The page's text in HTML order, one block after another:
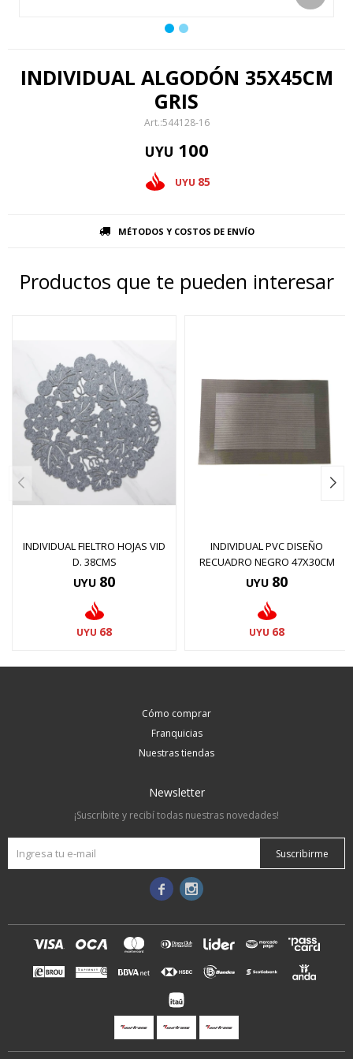
INDIVIDUAL ALGODÓN 35X45CM
GRIS
544128-16
UYU 100
UYU 85
MÉTODOS Y COSTOS DE ENVÍO
Productos que te pueden interesar
INDIVIDUAL FIELTRO HOJAS VID
D. 38CMS
UYU 80
UYU 68
INDIVIDUAL PVC DISEÑO
RECUADRO NEGRO 47X30CM
UYU 80
UYU 68
Cómo comprar
Franquicias
Nuestras tiendas
Newsletter
¡Suscribite y recibí todas nuestras novedades!
Suscribirme
 